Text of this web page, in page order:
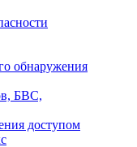
обнаружения
БВС,
доступом